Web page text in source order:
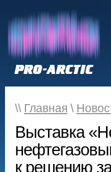
\\ Главная \
Выставка
к решению